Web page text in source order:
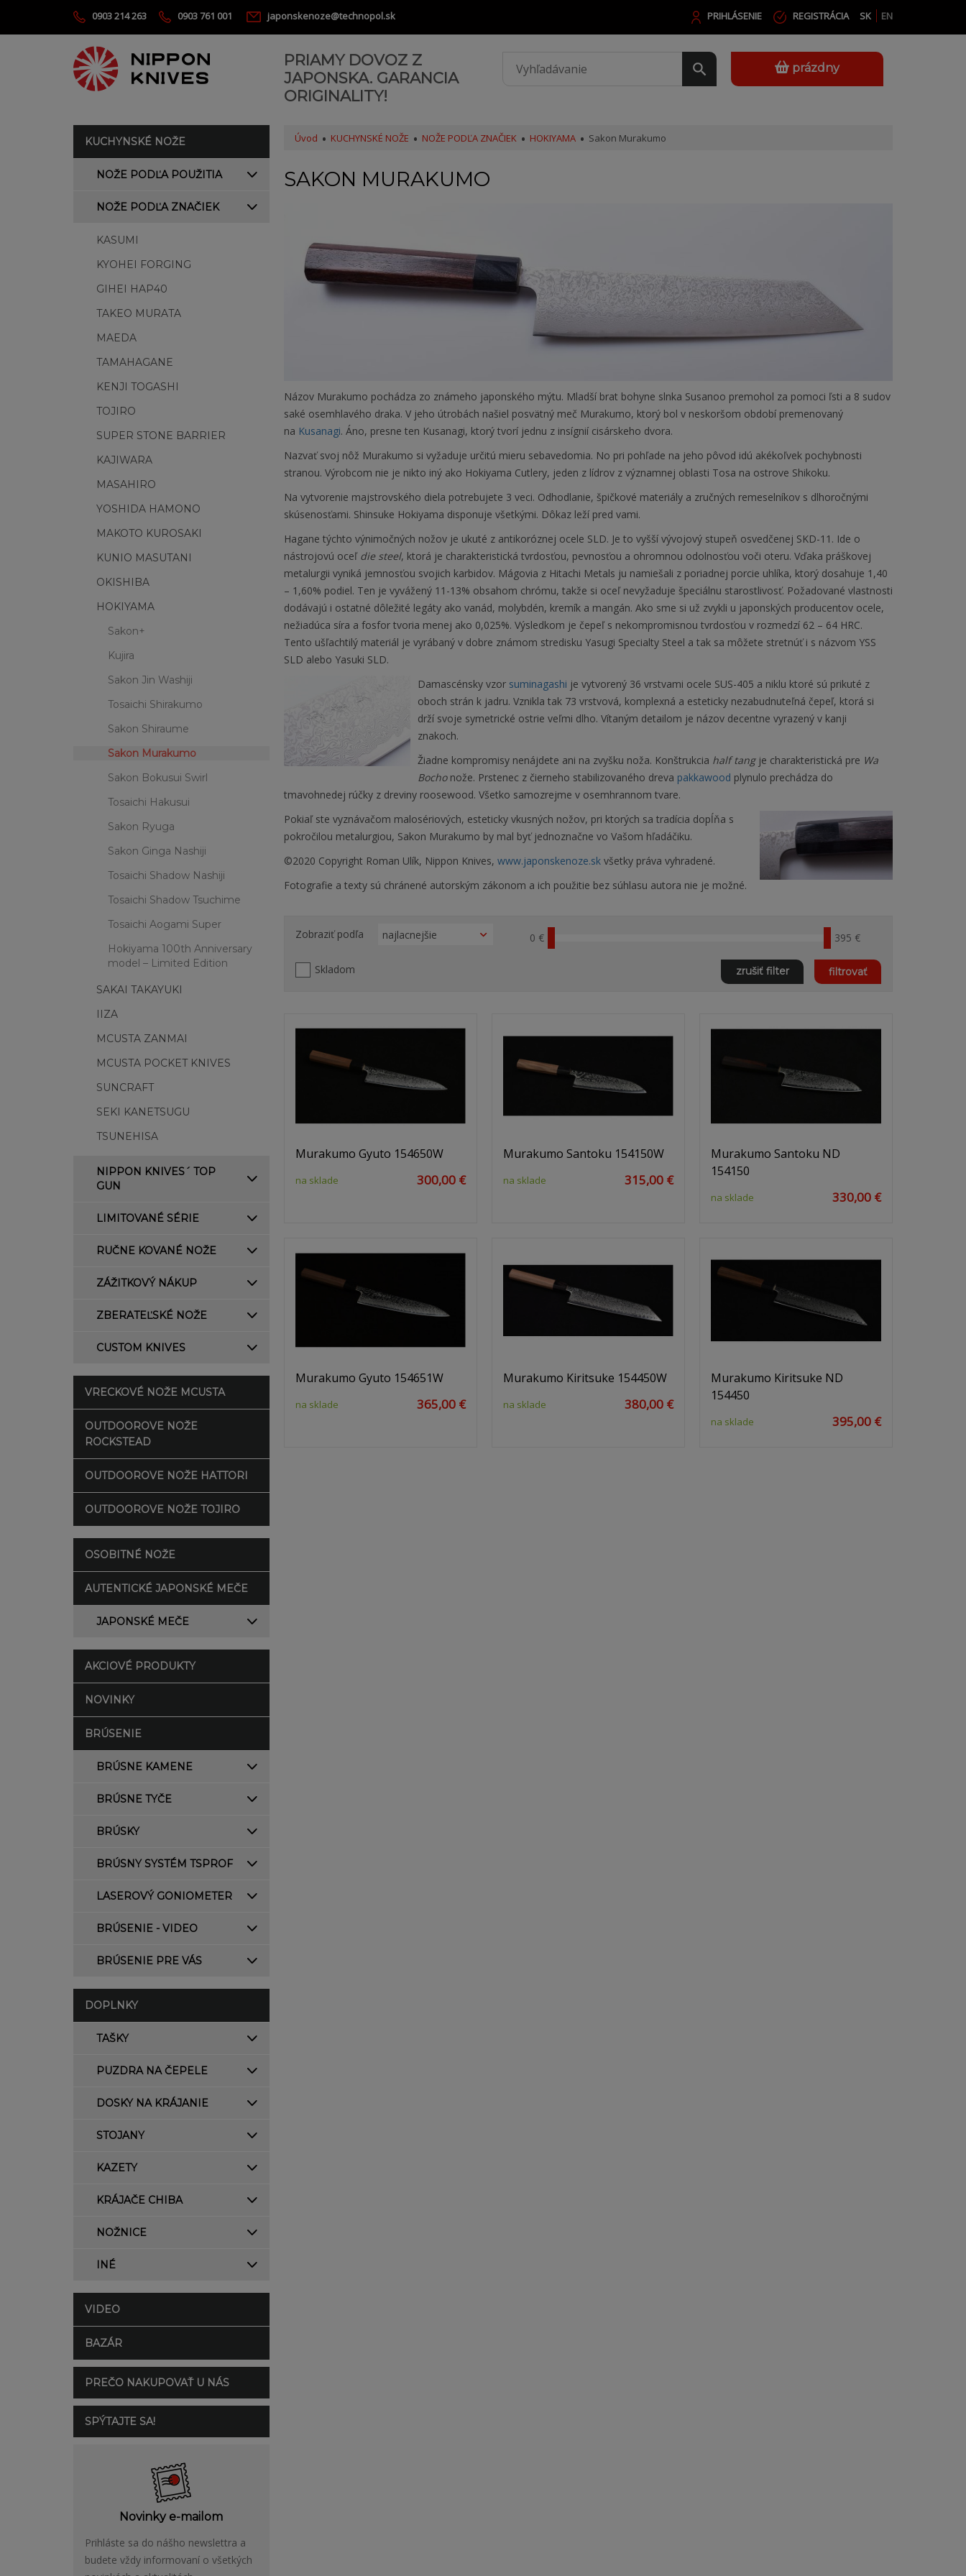
0903 214 263 0903 761 001 japonskenoze@technopol.sk SK EN
PRIHLÁSENIE REGISTRÁCIA
PRIAMY DOVOZ Z
JAPONSKA. GARANCIA
ORIGINALITY!
prázdny
KUCHYNSKÉ NOŽE
NOŽE PODĽA POUŽITIA
NOŽE PODĽA ZNAČIEK
KASUMI
KYOHEI FORGING
GIHEI HAP40
TAKEO MURATA
MAEDA
TAMAHAGANE
KENJI TOGASHI
TOJIRO
SUPER STONE BARRIER
KAJIWARA
MASAHIRO
YOSHIDA HAMONO
MAKOTO KUROSAKI
KUNIO MASUTANI
OKISHIBA
HOKIYAMA
Sakon+
Kujira
Sakon Jin Washiji
Tosaichi Shirakumo
Sakon Shiraume
Sakon Murakumo
Sakon Bokusui Swirl
Tosaichi Hakusui
Sakon Ryuga
Sakon Ginga Nashiji
Tosaichi Shadow Nashiji
Tosaichi Shadow Tsuchime
Tosaichi Aogami Super
Hokiyama 100th Anniversary
model – Limited Edition
SAKAI TAKAYUKI
IIZA
MCUSTA ZANMAI
MCUSTA POCKET KNIVES
SUNCRAFT
SEKI KANETSUGU
TSUNEHISA
NIPPON KNIVES´ TOP
GUN
LIMITOVANÉ SÉRIE
RUČNE KOVANÉ NOŽE
ZÁŽITKOVÝ NÁKUP
ZBERATEĽSKÉ NOŽE
CUSTOM KNIVES
VRECKOVÉ NOŽE MCUSTA
OUTDOOROVE NOŽE
ROCKSTEAD
OUTDOOROVE NOŽE HATTORI
OUTDOOROVE NOŽE TOJIRO
OSOBITNÉ NOŽE
AUTENTICKÉ JAPONSKÉ MEČE
JAPONSKÉ MEČE
AKCIOVÉ PRODUKTY
NOVINKY
BRÚSENIE
BRÚSNE KAMENE
BRÚSNE TYČE
BRÚSKY
BRÚSNY SYSTÉM TSPROF
LASEROVÝ GONIOMETER
BRÚSENIE - VIDEO
BRÚSENIE PRE VÁS
DOPLNKY
TAŠKY
PUZDRA NA ČEPELE
DOSKY NA KRÁJANIE
STOJANY
KAZETY
KRÁJAČE CHIBA
NOŽNICE
INÉ
VIDEO
BAZÁR
PREČO NAKUPOVAŤ U NÁS
SPÝTAJTE SA!
Novinky e-mailom
Prihláste sa do nášho newslettra a
budete vždy informovaní o všetkých
Úvod KUCHYNSKÉ NOŽE NOŽE PODĽA ZNAČIEK HOKIYAMA Sakon Murakumo
SAKON MURAKUMO
Názov Murakumo pochádza zo známeho japonského mýtu. Mladší brat bohyne slnka Susanoo premohol za pomoci ľsti a 8 sudov
saké osemhlavého draka. V jeho útrobách našiel posvätný meč Murakumo, ktorý bol v neskoršom období premenovaný
na Kusanagi. Áno, presne ten Kusanagi, ktorý tvorí jednu z insígnií cisárskeho dvora.
Nazvať svoj nôž Murakumo si vyžaduje určitú mieru sebavedomia. No pri pohľade na jeho pôvod idú akékoľvek pochybnosti
stranou. Výrobcom nie je nikto iný ako Hokiyama Cutlery, jeden z lídrov z významnej oblasti Tosa na ostrove Shikoku.
Na vytvorenie majstrovského diela potrebujete 3 veci. Odhodlanie, špičkové materiály a zručných remeselníkov s dlhoročnými
skúsenosťami. Shinsuke Hokiyama disponuje všetkými. Dôkaz leží pred vami.
Hagane týchto výnimočných nožov je ukuté z antikoróznej ocele SLD. Je to vyšší vývojový stupeň osvedčenej SKD-11. Ide o
nástrojovú oceľ die steel, ktorá je charakteristická tvrdosťou, pevnosťou a ohromnou odolnosťou voči oteru. Vďaka práškovej
metalurgii vyniká jemnosťou svojich karbidov. Mágovia z Hitachi Metals ju namiešali z poriadnej porcie uhlíka, ktorý dosahuje 1,40
– 1,60% podiel. Ten je vyvážený 11-13% obsahom chrómu, takže si oceľ nevyžaduje špeciálnu starostlivosť. Požadované vlastnosti
dodávajú i ostatné dôležité legáty ako vanád, molybdén, kremík a mangán. Ako sme si už zvykli u japonských producentov ocele,
nežiadúca síra a fosfor tvoria menej ako 0,025%. Výsledkom je čepeľ s nekompromisnou tvrdosťou v rozmedzí 62 – 64 HRC.
Tento ušľachtilý materiál je vyrábaný v dobre známom stredisku Yasugi Specialty Steel a tak sa môžete stretnúť i s názvom YSS
SLD alebo Yasuki SLD.
Damascénsky vzor suminagashi je vytvorený 36 vrstvami ocele SUS-405 a niklu ktoré sú prikuté z
oboch strán k jadru. Vznikla tak 73 vrstvová, komplexná a esteticky nezabudnuteľná čepeľ, ktorá si
drží svoje symetrické ostrie veľmi dlho. Vítaným detailom je názov decentne vyrazený v kanji
znakoch.
Žiadne kompromisy nenájdete ani na zvyšku noža. Konštrukcia half tangje charakteristická pre Wa
Bochonože. Prstenec z čierneho stabilizovaného dreva pakkawood plynulo prechádza do
tmavohnedej rúčky z dreviny roosewood. Všetko samozrejme v osemhrannom tvare.
Pokiaľ ste vyznávačom malosériových, esteticky vkusných nožov, pri ktorých sa tradícia dopĺňa s
pokročilou metalurgiou, Sakon Murakumo by mal byť jednoznačne vo Vašom hľadáčiku.
©2020 Copyright Roman Ulík, Nippon Knives, www.japonskenoze.skvšetky práva vyhradené.
Fotografie a texty sú chránené autorským zákonom a ich použitie bez súhlasu autora nie je možné.
0 € 395 €
Skladom filtrovať
zrušiť filter
Zobraziť podľa
Murakumo Gyuto 154650W
na sklade 300,00 €
Murakumo Santoku 154150W
na sklade 315,00 €
Murakumo Santoku ND
154150
na sklade 330,00 €
Murakumo Gyuto 154651W
na sklade 365,00 €
Murakumo Kiritsuke 154450W
na sklade 380,00 €
Murakumo Kiritsuke ND
154450
na sklade 395,00 €